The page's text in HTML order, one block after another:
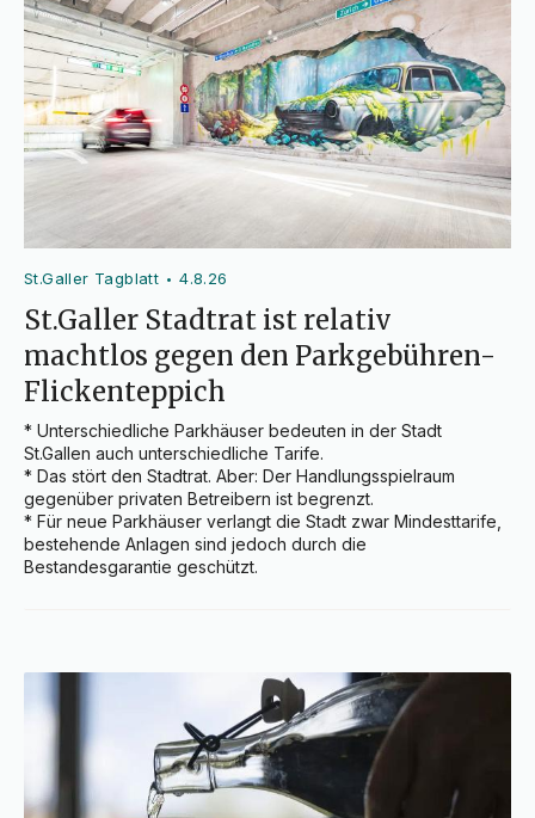
St.Galler Tagblatt •4.8.26
St.Galler Stadtrat ist relativ
machtlos gegen den Parkgebühren-
Flickenteppich
* Unterschiedliche Parkhäuser bedeuten in der Stadt
St.Gallen auch unterschiedliche Tarife.
* Das stört den Stadtrat. Aber: Der Handlungsspielraum
gegenüber privaten Betreibern ist begrenzt.
* Für neue Parkhäuser verlangt die Stadt zwar Mindesttarife,
bestehende Anlagen sind jedoch durch die
Bestandesgarantie geschützt.